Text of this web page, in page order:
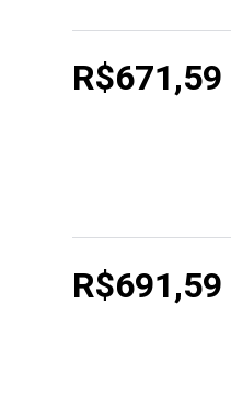
R$671,59
R$691,59